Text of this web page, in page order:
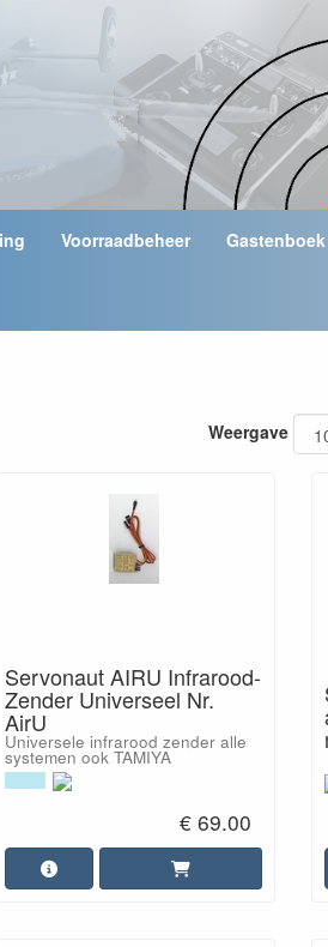
Voorraadbeheer Gastenboek
Weergave
Servonaut AIRU Infrarood-
Zender Universeel Nr.
AirU
Universele infrarood zender alle
systemen ook TAMIYA
€ 69.00